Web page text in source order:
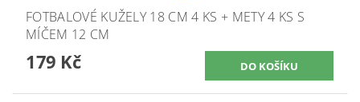
FOTBALOVÉ KUŽELY 18 CM 4 KS + METY 4 KS S
MÍČEM 12 CM
179 Kč